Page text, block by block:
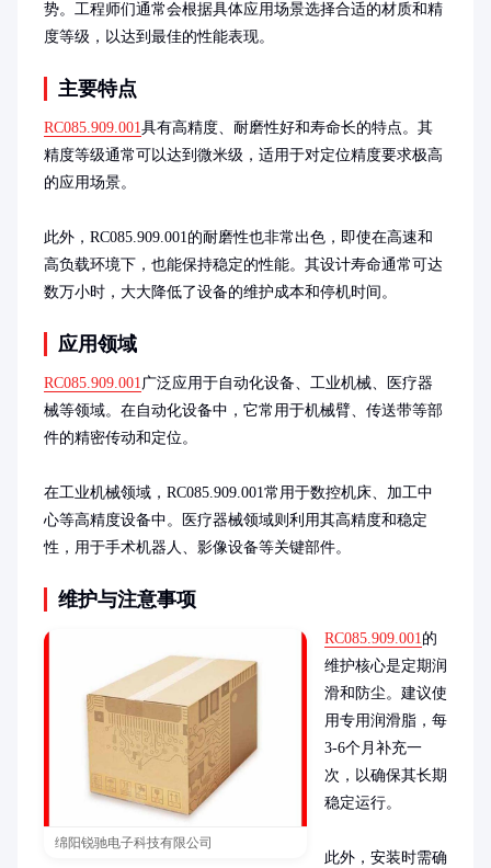
势。工程师们通常会根据具体应用场景选择合适的材质和精
度等级，以达到最佳的性能表现。
主要特点
RC085.909.001具有高精度、耐磨性好和寿命长的特点。其
精度等级通常可以达到微米级，适用于对定位精度要求极高
的应用场景。
此外，RC085.909.001的耐磨性也非常出色，即使在高速和
高负载环境下，也能保持稳定的性能。其设计寿命通常可达
数万小时，大大降低了设备的维护成本和停机时间。
应用领域
RC085.909.001广泛应用于自动化设备、工业机械、医疗器
械等领域。在自动化设备中，它常用于机械臂、传送带等部
件的精密传动和定位。
在工业机械领域，RC085.909.001常用于数控机床、加工中
心等高精度设备中。医疗器械领域则利用其高精度和稳定
性，用于手术机器人、影像设备等关键部件。
维护与注意事项
绵阳锐驰电子科技有限公司
RC085.909.001的
维护核心是定期润
滑和防尘。建议使
用专用润滑脂，每
3-6个月补充一
次，以确保其长期
稳定运行。
此外，安装时需确